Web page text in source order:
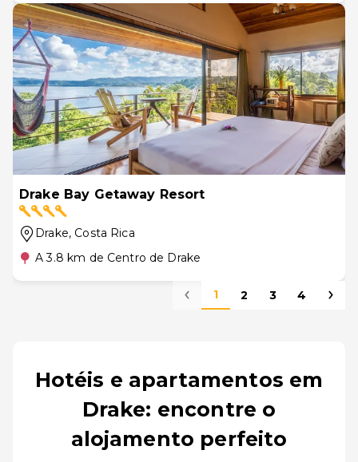
Drake Bay Getaway Resort
Drake, Costa Rica
A 3.8 km de Centro de Drake
1 2 3 4
Hotéis e apartamentos em
Drake: encontre o
alojamento perfeito